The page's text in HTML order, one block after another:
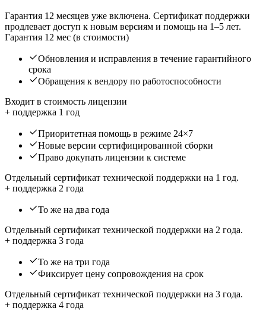
Гарантия 12 месяцев уже включена. Сертификат поддержки
продлевает доступ к новым версиям и помощь на 1–5 лет.
Гарантия 12 мес (в стоимости)
Обновления и исправления в течение гарантийного
срока
Обращения к вендору по работоспособности
Входит в стоимость лицензии
+ поддержка 1 год
Приоритетная помощь в режиме 24×7
Новые версии сертифицированной сборки
Право докупать лицензии к системе
Отдельный сертификат технической поддержки на 1 год.
+ поддержка 2 года
То же на два года
Отдельный сертификат технической поддержки на 2 года.
+ поддержка 3 года
То же на три года
Фиксирует цену сопровождения на срок
Отдельный сертификат технической поддержки на 3 года.
+ поддержка 4 года